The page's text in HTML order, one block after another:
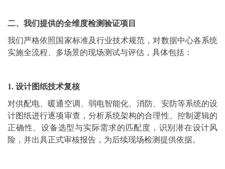
二、我们提供的全维度检测验证项目
我们严格依照国家标准及行业技术规范，对数据中心各系统
实施全流程、多场景的现场测试与评估，具体包括：
1. 设计图纸技术复核
对供配电、暖通空调、弱电智能化、消防、安防等系统的设
计图纸进行逐项审查，分析系统架构的合理性、控制逻辑的
正确性、设备选型与实际需求的匹配度，识别潜在设计风
险，并出具正式审核报告，为后续现场检测提供依据。